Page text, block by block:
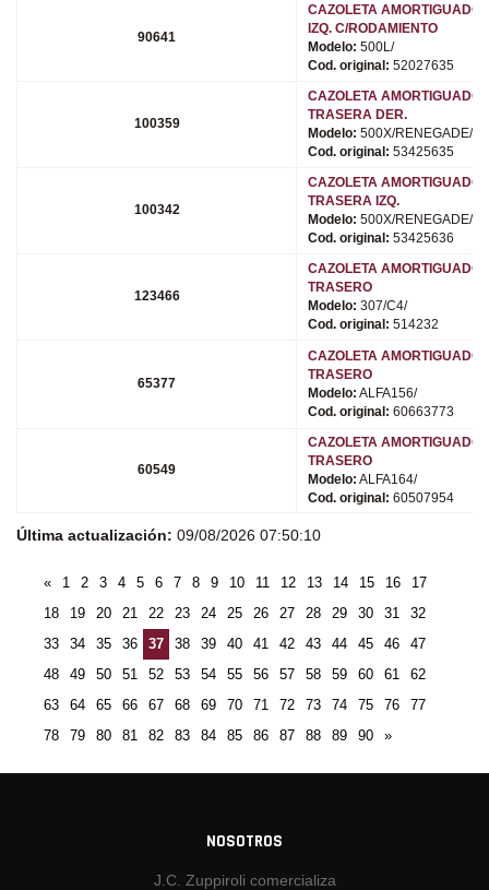
90641
CAZOLETA
IZQ. C/RODAMIENTO
Modelo: 500L/
Cod. original: 52027635
100359
CAZOLETA
TRASERA DER.
Modelo: 500X/RENEGADE/
Cod. original: 53425635
100342
CAZOLETA
TRASERA IZQ.
Modelo: 500X/RENEGADE/
Cod. original: 53425636
123466
CAZOLETA
TRASERO
Modelo: 307/C4/
Cod. original: 514232
65377
CAZOLETA
TRASERO
Modelo: ALFA156/
Cod. original: 60663773
60549
CAZOLETA
TRASERO
Modelo: ALFA164/
Cod. original: 60507954
Última actualización: 09/08/2026 07:50:10
« 1 2 3 4 5 6 7 8 9 10 11 12 13 14 15 16
17
18
19 20 21 22 23 24 25 26 27 28 29 30 31
32
33
34 35 36 37 38 39 40 41 42 43 44 45 46
47
48
49 50 51 52 53 54 55 56 57 58 59 60 61
62
63
64 65 66 67 68 69 70 71 72 73 74 75 76
77
78
79 80 81 82 83 84 85 86 87 88 89 90 »
NOSOTROS
J.C. Zuppiroli comercializa